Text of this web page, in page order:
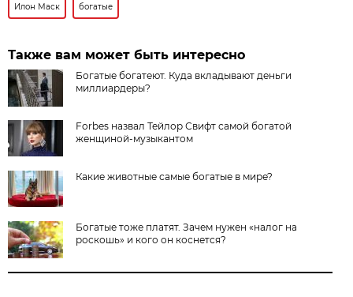
Илон Маск богатые
Также вам может быть интересно
Богатые богатеют. Куда вкладывают деньги
миллиардеры?
Forbes назвал Тейлор Свифт самой богатой
женщиной-музыкантом
Какие животные самые богатые в мире?
Богатые тоже платят. Зачем нужен «налог на
роскошь» и кого он коснется?